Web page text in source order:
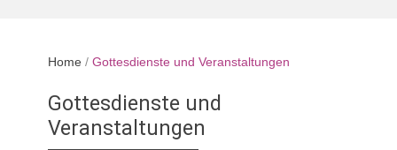
Home / Gottesdienste und Veranstaltungen
Gottesdienste und
Veranstaltungen